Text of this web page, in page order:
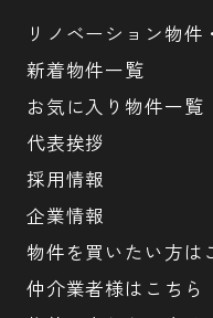
リノベーション物件
新着物件一覧
お気に入り物件一覧
代表挨拶
採用情報
企業情報
物件を買いたい方は
仲介業者様はこちら